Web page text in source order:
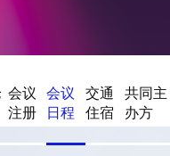
会议
注册
会议
日程
交通
住宿
共同主
办方